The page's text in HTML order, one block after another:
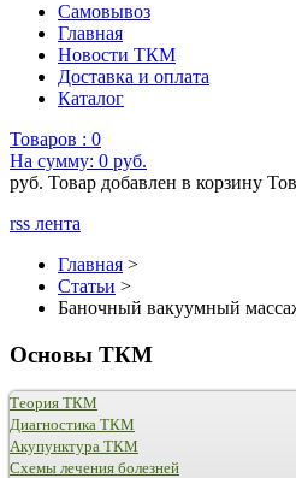
Самовывоз
Главная
Новости ТКМ
Доставка и оплата
Каталог
Товаров : 0
На сумму: 0 руб.
руб. Товар добавлен в корзину
rss лента
Главная >
Статьи >
Баночный вакуумный
Основы ТКМ
Теория ТКМ
Диагностика ТКМ
Акупунктура ТКМ
Схемы лечения болезней